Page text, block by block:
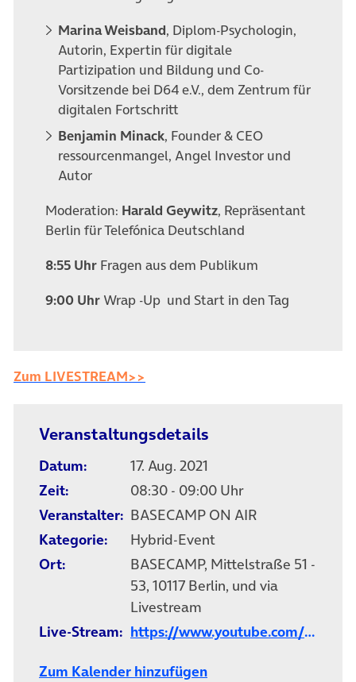
Marina Weisband, Diplom-Psychologin,
Autorin, Expertin für digitale
Partizipation und Bildung und Co-
Vorsitzende bei D64 e.V., dem Zentrum für
digitalen Fortschritt
Benjamin Minack, Founder & CEO
ressourcenmangel, Angel Investor und
Autor
Moderation: Harald Geywitz, Repräsentant
Berlin für Telefónica Deutschland
8:55 Uhr Fragen aus dem Publikum
9:00 Uhr Wrap -Up und Start in den Tag
Zum LIVESTREAM>>
Veranstaltungsdetails
Datum:
17. Aug. 2021
Zeit:
08:30 - 09:00 Uhr
Veranstalter: BASECAMP ON AIR
Kategorie:
Hybrid-Event
Ort:
BASECAMP, Mittelstraße 51 -
53, 10117 Berlin, und via
Livestream
Live-Stream: https://www.youtube.com/
Zum Kalender hinzufügen